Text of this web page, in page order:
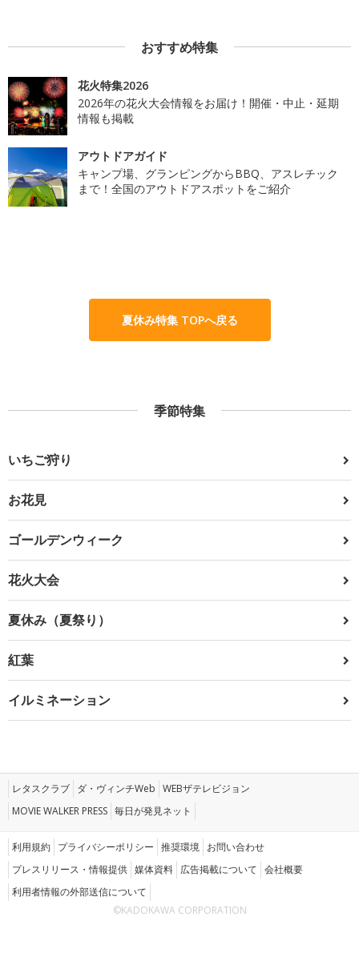
おすすめ特集
花火特集2026
2026年の花火大会情報をお届け！開催・中止・延期
情報も掲載
アウトドアガイド
キャンプ場、グランピングからBBQ、アスレチック
まで！全国のアウトドアスポットをご紹介
夏休み特集 TOPへ戻る
季節特集
いちご狩り
お花見
ゴールデンウィーク
花火大会
夏休み（夏祭り）
紅葉
イルミネーション
レタスクラブ ダ・ヴィンチWeb WEBザテレビジョン
MOVIE WALKER PRESS 毎日が発見ネット
利用規約 プライバシーポリシー 推奨環境 お問い合わせ
プレスリリース・情報提供 媒体資料 広告掲載について 会社概要
利用者情報の外部送信について
©KADOKAWA CORPORATION